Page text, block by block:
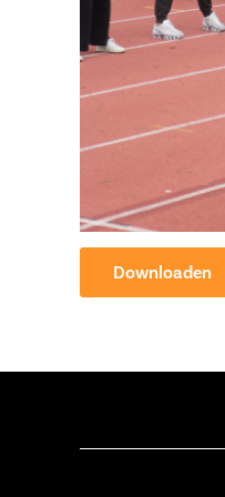
Downloaden